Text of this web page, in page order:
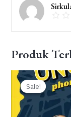
Produk
Sale!
Sale!